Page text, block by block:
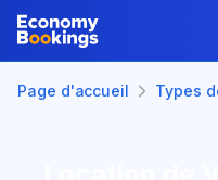
Page d'accueil Types